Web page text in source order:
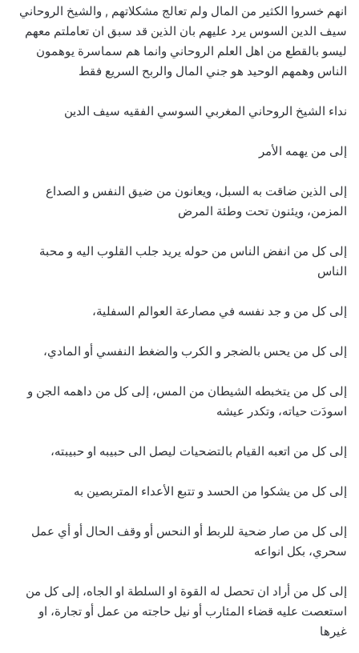
انهم خسروا الكثير من المال ولم تعالج مشكلاتهم , والشيخ الروحاني
سيف الدين السوس يرد عليهم بان الذين قد سبق ان تعاملتم معهم
ليسو بالقطع من اهل العلم الروحاني وانما هم سماسرة يوهمون
الناس وهمهم الوحيد هو جني المال والربح السريع فقط
نداء الشيخ الروحاني المغربي السوسي الفقيه سيف الدين
إلى من يهمه الأمر
إلى الذين ضاقت به السبل، ويعانون من ضيق النفس و الصداع
المزمن، ويئنون تحت وطئة المرض
إلى كل من انفض الناس من حوله يريد جلب القلوب اليه و محبة
الناس
إلى كل من و جد نفسه في مصارعة العوالم السفلية،
إلى كل من يحس بالضجر و الكرب والضغط النفسي أو المادي،
إلى كل من يتخبطه الشيطان من المس، إلى كل من داهمه الجن و
اسودَت حياته، وتكدر عيشه
إلى كل من اتعبه القيام بالتضحيات ليصل الى حبيبه او حبيبته،
إلى كل من يشكوا من الحسد و تتبع الأعداء المتربصين به
إلى كل من صار ضحية للربط أو النحس أو وقف الحال أو أي عمل
سحري، بكل انواعه
إلى كل من أراد ان تحصل له القوة او السلطة او الجاه، إلى كل من
استعصت عليه قضاء المئارب أو نيل حاجته من عمل أو تجارة، او
غيرها